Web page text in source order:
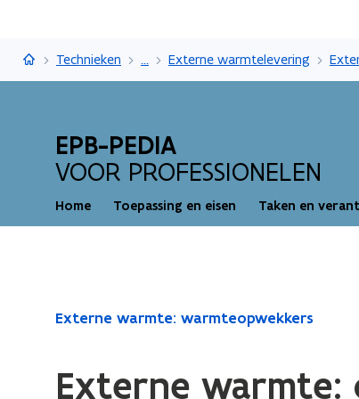
EPB-pediaTechnieken ... Externe warmtelevering
EPB-PEDIA
VOOR PROFESSIONELEN
Home Toepassing en eisen Taken en
GedaanExterne warmte: warmteopwekkers
Externe